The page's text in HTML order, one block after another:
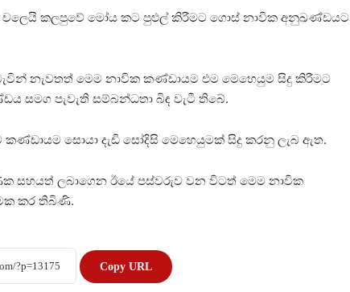
චලෙයි කලපුවේ මෝය කට පුළුල් කිරීමට ගොස් නාවික අනුඛණ්ඩයට
නැවතත් මෙම නාවික කණ්ඩායම එම මෙහෙයුම සිදු කිරීමට
සමග පැවැති සම්බන්ධතා බිඳ වැටී තිබේ.
සොයා දැඩි සෝදිසි මෙහෙයුමක් සිදු කරනු ලැබ ඇත.
සහයත් ලබාගෙන ඊයේ පස්වරුව වන විටත් මෙම නාවික
කර තිබිණි.
Copy URL